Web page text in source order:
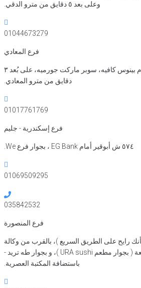
وعلى بعد ٥ دقايق من مترو الدقي.
01044673279
فرع المعادي
تقاطع ش ١٠ مع ش ٩، أمام بينوس كافيه، سوبر ماركت جورميه، على بُعد ٣
دقايق من مترو المعادي.
01017761769
فرع إسكندرية - جليم
01069509295
035842532
فرع المنصورة
رايح على الطريق السريع )، بالقرب من وكالة
المنصورة بحي الجامعة ( بجوار مطعم URA sushi )، و بجوار طه تريد -
باستضافة المكتبة العصرية.